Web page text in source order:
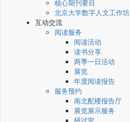
核心期刊要目
北京大学数字人文工作坊
互动交流
阅读服务
阅读活动
读书分享
两季一日活动
展览
年度阅读报告
服务预约
南北配楼报告厅
展览展示服务